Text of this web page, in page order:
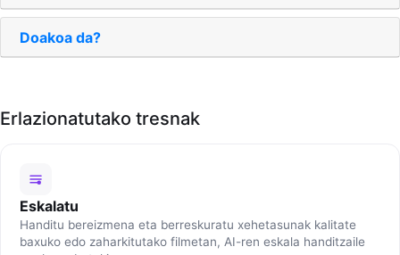
Doakoa da?
Erlazionatutako tresnak
Eskalatu
Handitu bereizmena eta berreskuratu xehetasunak kalitate
baxuko edo zaharkitutako filmetan, AI-ren eskala handitzaile